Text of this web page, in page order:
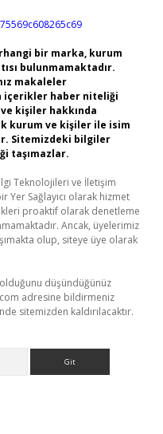
bir marka, kurum
bulunmamaktadır.
makaleler
içerikler haber niteliği
kişiler hakkında
kurum ve kişiler ile isim
Sitemizdeki bilgiler
taşımazlar.
Teknolojileri ve İletişim
Yer Sağlayıcı olarak hizmet
proaktif olarak denetleme
Ancak, üyelerimiz
olup, siteye üye olarak
düşündüğünüz
adresine bildirmeniz
sitemizden kaldırılacaktır.